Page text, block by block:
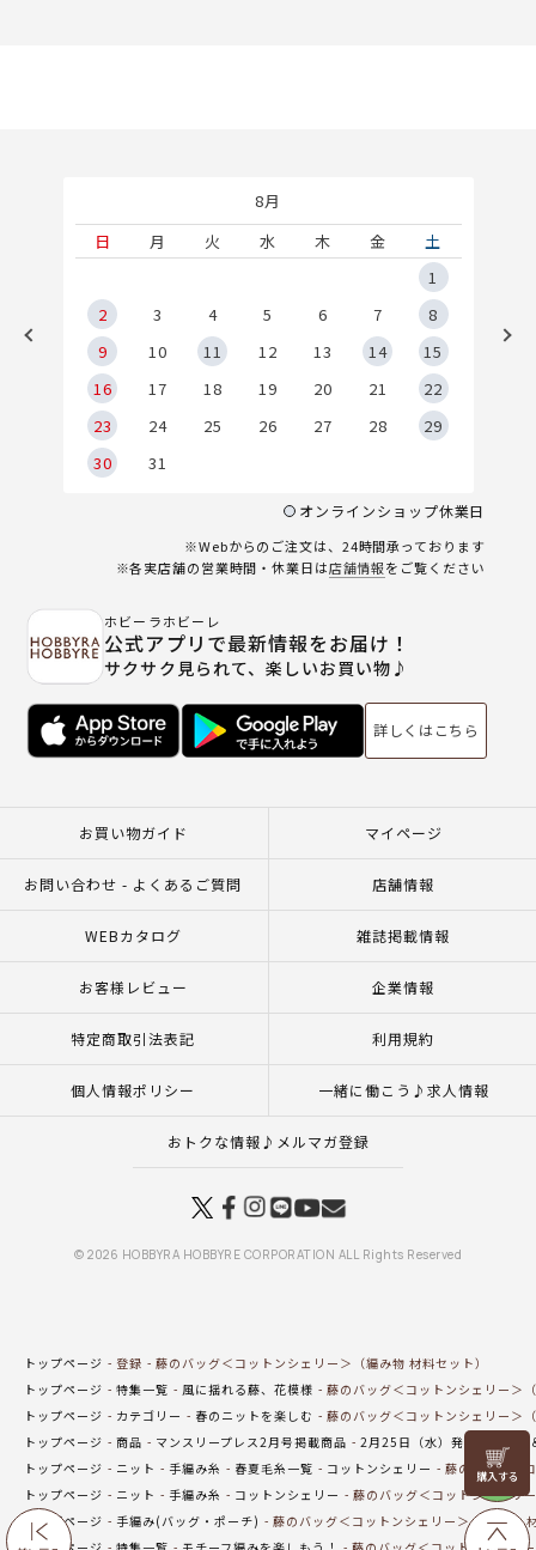
リリヤン
フェア
8月
日
月 火 水 木 金
土
1
2
3 4 5 6 7
8
9
10 11 12 13 14
15
16
17 18 19 20 21
22
23
24 25 26 27 28
29
30
31
オンラインショップ休業日
※Webからのご注文は、24時間承っております
※各実店舗の営業時間・休業日は店舗情報をご覧ください
ホビーラホビーレ
公式アプリで最新情報をお届け！
サクサク見られて、楽しいお買い物♪
詳しくはこちら
お買い物ガイド マイページ
お問い合わせ - よくあるご質問 店舗情報
WEBカタログ 雑誌掲載情報
お客様レビュー 企業情報
特定商取引法表記 利用規約
個人情報ポリシー 一緒に働こう♪求人情報
おトクな情報♪メルマガ登録
© 2026 HOBBYRA HOBBYRE CORPORATION ALL Rights Reserved
トップページ 登録
藤のバッグ＜コットンシェリー＞（編み物 材料セット）
トップページ
特集一覧 風に揺れる藤、花模様
藤のバッグ＜コットンシェリー＞
トップページ
カテゴリー 春のニットを楽しむ
藤のバッグ＜コットンシェリー＞
トップページ
商品 マンスリープレス2月号掲載商品
2月25日（水）発売の新商品
トップページ
ニット 手編み糸 春夏毛糸一覧 コットンシェリー
藤のバッグ＜
トップページ
ニット 手編み糸 コットンシェリー
藤のバッグ＜コットンシェリ
トップページ
手編み(バッグ・ポーチ)
藤のバッグ＜コットンシェリー＞（編み物